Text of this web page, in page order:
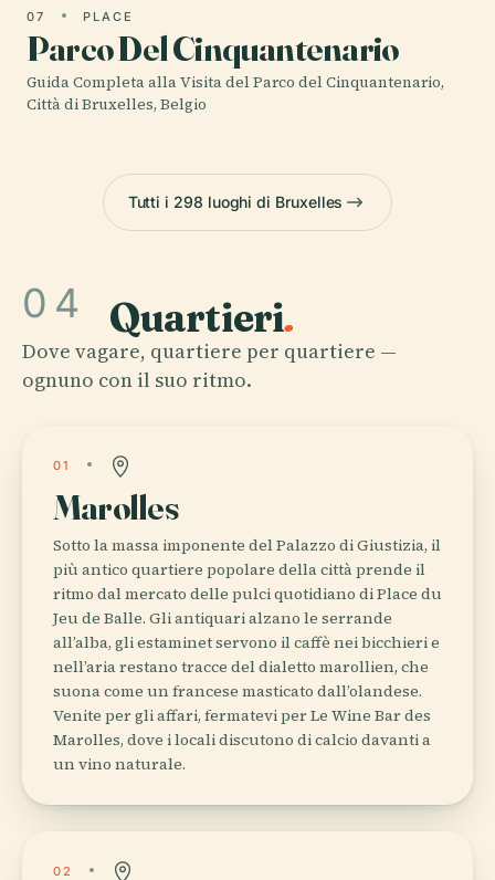
07 PLACE
Parco Del Cinquantenario
Guida Completa alla Visita del Parco del Cinquantenario,
Città di Bruxelles, Belgio
Tutti i 298 luoghi di Bruxelles
04 Quartieri.
Dove vagare, quartiere per quartiere —
ognuno con il suo ritmo.
01
Marolles
Sotto la massa imponente del Palazzo di Giustizia, il
più antico quartiere popolare della città prende il
ritmo dal mercato delle pulci quotidiano di Place du
Jeu de Balle. Gli antiquari alzano le serrande
all’alba, gli estaminet servono il caffè nei bicchieri e
nell’aria restano tracce del dialetto marollien, che
suona come un francese masticato dall’olandese.
Venite per gli affari, fermatevi per Le Wine Bar des
Marolles, dove i locali discutono di calcio davanti a
un vino naturale.
02